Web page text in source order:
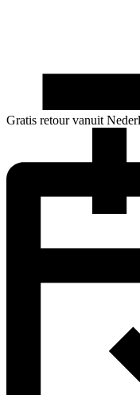
Gratis retour vanuit